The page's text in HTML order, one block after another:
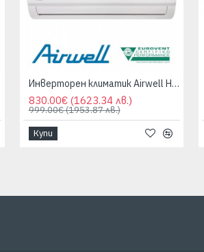
Инверторен климатик Airwell HDLA-050N Aura 18000 BTU Клас A++/A+
830.00€ (1623.34 лв.)
999.00€(1953.87 лв.)
Купи